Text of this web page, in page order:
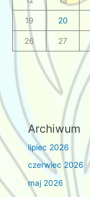
19 20
26 27
Archiwum
lipiec 2026
czerwiec 2026
maj 2026